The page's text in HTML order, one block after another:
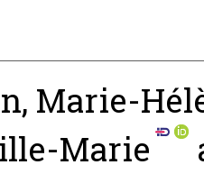
Marie-
Marie